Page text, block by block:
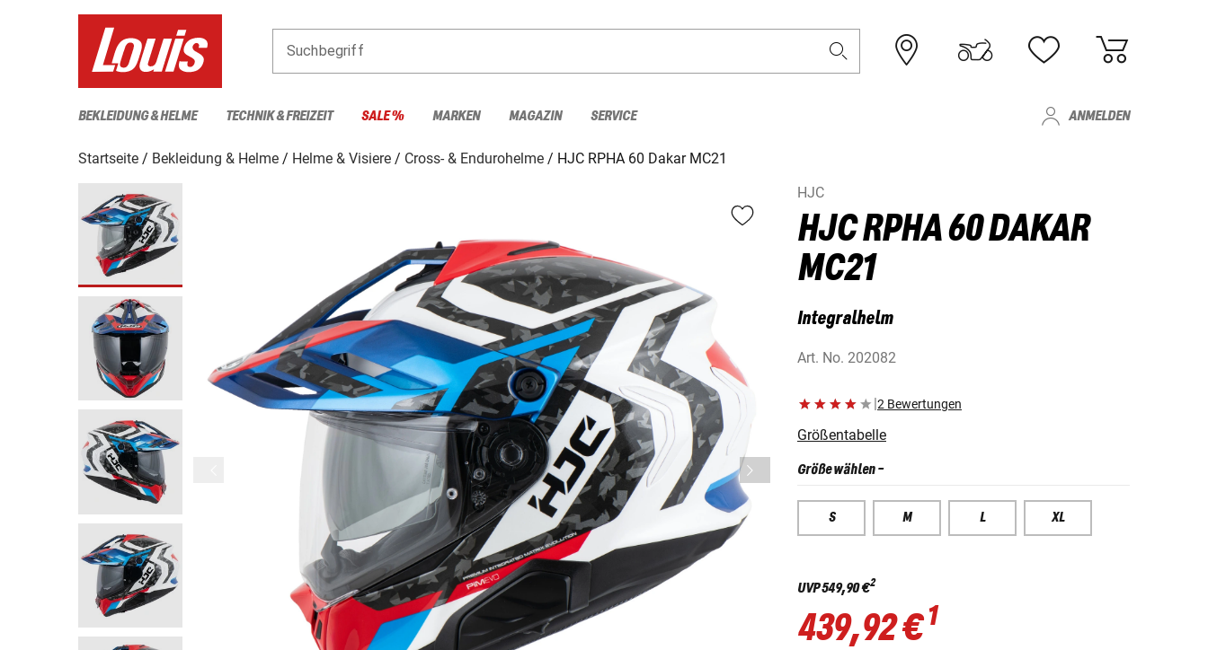
Suchbegriff
BEKLEIDUNG & HELME TECHNIK & FREIZEIT SALE % MARKEN MAGAZIN SERVICE ANMELDEN
Startseite Bekleidung & Helme Helme & Visiere Cross- & Endurohelme
HJC RPHA 60 Dakar MC21
HJC
HJC RPHA 60 DAKAR
MC21
Integralhelm
Art. No. 202082
|2 Bewertungen
Größentabelle
Größe wählen-
S M L XL
UVP549,90 €2
439,92 €1